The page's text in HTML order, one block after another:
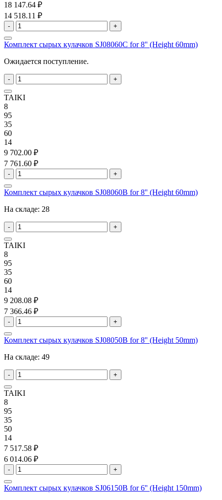
18 147.64 ₽
14 518.11 ₽
- +
Комплект сырых кулачков SJ08060C for 8'' (Height 60mm)
Ожидается поступление.
- +
TAIKI
8
95
35
60
14
9 702.00 ₽
7 761.60 ₽
- +
Комплект сырых кулачков SJ08060B for 8'' (Height 60mm)
На складе: 28
- +
TAIKI
8
95
35
60
14
9 208.08 ₽
7 366.46 ₽
- +
Комплект сырых кулачков SJ08050B for 8'' (Height 50mm)
На складе: 49
- +
TAIKI
8
95
35
50
14
7 517.58 ₽
6 014.06 ₽
- +
Комплект сырых кулачков SJ06150B for 6'' (Height 150mm)